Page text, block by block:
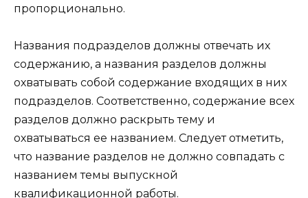
пропорционально.
Названия подразделов должны отвечать их
содержанию, а названия разделов должны
охватывать собой содержание входящих в них
подразделов. Соответственно, содержание всех
разделов должно раскрыть тему и
охватываться ее названием. Следует отметить,
что название разделов не должно совпадать с
названием темы выпускной
квалификационной работы.